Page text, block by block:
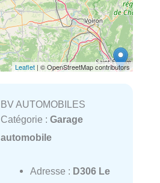
Leaflet | © OpenStreetMap contributors
BV AUTOMOBILES
Catégorie : Garage
automobile
Adresse : D306 Le